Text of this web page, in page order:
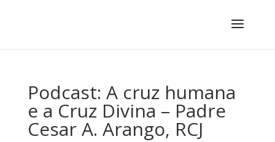
Podcast: A cruz humana
e a Cruz Divina – Padre
Cesar A. Arango, RCJ